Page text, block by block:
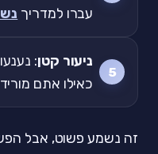
עברו למדריך
ניעור קטן
כאילו אתם
זה נשמע פשוט, אבל